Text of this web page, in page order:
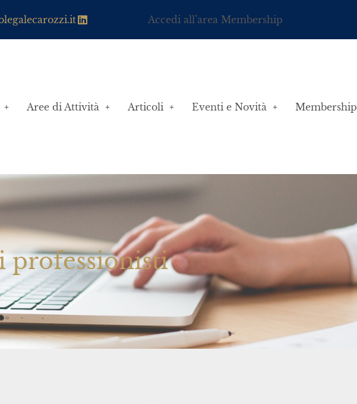
Accedi all’area Membership
Aree di Attività Articoli Eventi e Novità Membership
professionisti